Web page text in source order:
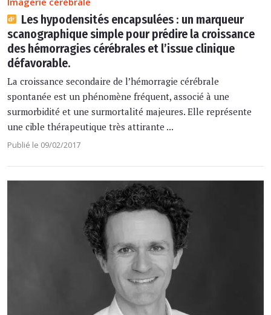
Les hypodensités encapsulées : un marqueur
scanographique simple pour prédire la croissance
des hémorragies cérébrales et l’issue clinique
défavorable.
La croissance secondaire de l’hémorragie cérébrale
spontanée est un phénomène fréquent, associé à une
surmorbidité et une surmortalité majeures. Elle représente
une cible thérapeutique très attirante ...
Publié le 09/02/2017